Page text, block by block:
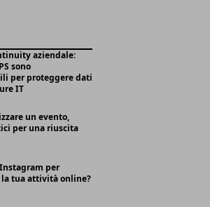
aziendale:
sono
per proteggere dati
IT
un evento,
per una riuscita
per
tua attività online?